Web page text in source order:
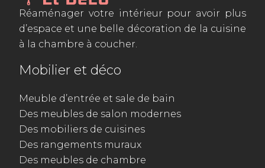
Réaménager votre intérieur pour avoir plus
d’espace et une belle décoration de la cuisine
à la chambre à coucher.
Mobilier et déco
Meuble d’entrée et sale de bain
Des meubles de salon modernes
Des mobiliers de cuisines
Des rangements muraux
Des meubles de chambre